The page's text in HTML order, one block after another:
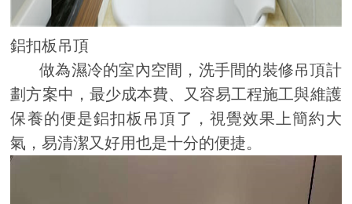
鋁扣板吊頂
做為濕冷的室內空間，洗手間的裝修吊頂計
劃方案中，最少成本費、又容易工程施工與維護
保養的便是鋁扣板吊頂了，視覺效果上簡約大
氣，易清潔又好用也是十分的便捷。